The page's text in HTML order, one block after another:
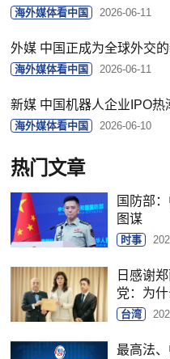
海外媒体看中国 2026-06-11
外媒 中国正成为全球外交
海外媒体看中国 2026-06-11
新媒 中国机器人企业IPO
海外媒体看中国 2026-06-10
热门文章
国防部
图谋
时事
日感谢
党：为什
台湾
最高法